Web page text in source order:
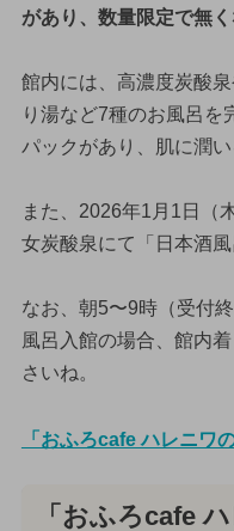
があり、数量限定で無
館内には、高濃度炭酸
り湯など7種のお風呂を
パックがあり、肌に潤い
また、2026年1月1日（
女炭酸泉にて「日本酒
なお、朝5〜9時（受付
風呂入館の場合、館内
さいね。
「おふろcafe ハレニワ
「おふろcafe